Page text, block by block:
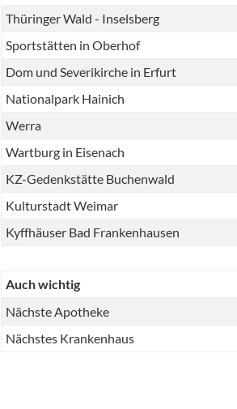
Thüringer Wald - Inselsberg
Sportstätten in Oberhof
Dom und Severikirche in Erfurt
Nationalpark Hainich
Werra
Wartburg in Eisenach
KZ-Gedenkstätte Buchenwald
Kulturstadt Weimar
Kyffhäuser Bad Frankenhausen
Auch wichtig
Nächste Apotheke
Nächstes Krankenhaus